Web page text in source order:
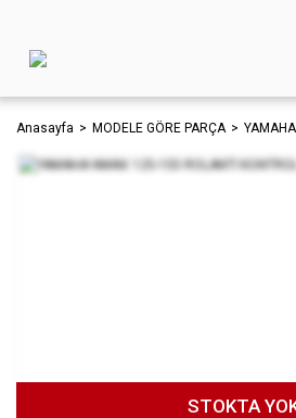
Anasayfa MODELE GÖRE PARÇA YAMAHA
STOKTA